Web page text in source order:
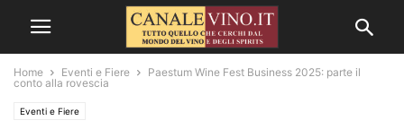
Home Eventi e Fiere
Paestum Wine Fest Business 2025: parte il
conto alla rovescia
Eventi e Fiere